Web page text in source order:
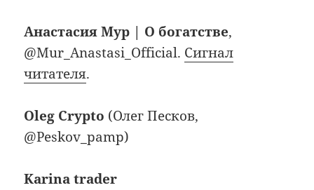
Анастасия Мур | О богатстве,
@Mur_Anastasi_Official. Сигнал
читателя.
Oleg Crypto (Олег Песков,
@Peskov_pamp)
Karina trader